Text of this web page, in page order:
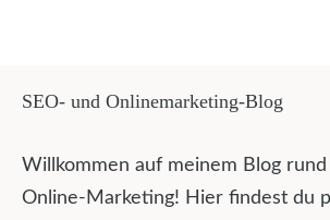
SEO- und Onlinemarketing-Blog
Willkommen auf meinem Blog rund
Online-Marketing! Hier findest du